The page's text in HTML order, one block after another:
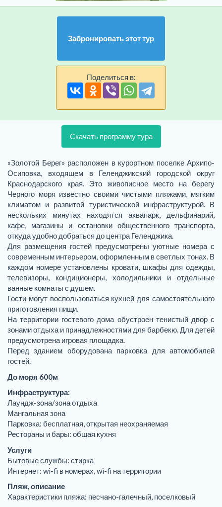
Забронировать этот тур
Поделиться в:
Скачать программу тура
«Золотой Берег» расположен в курортном поселке Архипо-
Осиповка, входящем в Геленджикский городской округ
Краснодарского края. Это живописное место на берегу
Черного моря известно своими чистыми пляжами, мягким
климатом и развитой туристической инфраструктурой. В
нескольких минутах находятся аквапарк, дельфинарий,
кафе, магазины и остановки общественного транспорта,
откуда удобно добраться до центра Геленджика.
Для размещения гостей предусмотрены уютные номера с
современным интерьером, оформленным в светлых тонах. В
каждом номере установлены кровати, шкафы для одежды,
телевизоры, кондиционеры, холодильники и отдельные
ванные комнаты с душем.
Гости могут воспользоваться кухней для самостоятельного
приготовления пищи.
На территории гостевого дома обустроен тенистый двор с
зонами отдыха и принадлежностями для барбекю. Для детей
предусмотрена игровая площадка.
Перед зданием оборудована парковка для автомобилей
гостей.
До моря 600м
Инфраструктура:
Лаундж-зона/зона отдыха
Мангальная зона
Парковка: бесплатная, открытая неохраняемая
Рестораны и бары: общая кухня
Услуги
Бытовые службы: стирка
Интернет: wi-fi в номерах, wi-fi на территории
Пляж, описание
Характеристики пляжа: песчано-галечный, поселковый